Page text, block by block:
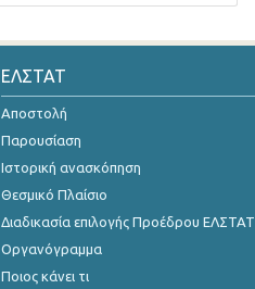
ΕΛΣΤΑΤ
Αποστολή
Παρουσίαση
Ιστορική ανασκόπηση
Θεσμικό Πλαίσιο
Διαδικασία επιλογής Προέδρου ΕΛΣΤΑΤ
Οργανόγραμμα
Ποιος κάνει τι